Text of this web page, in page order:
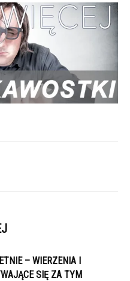
– WIERZENIA I
SIĘ ZA TYM